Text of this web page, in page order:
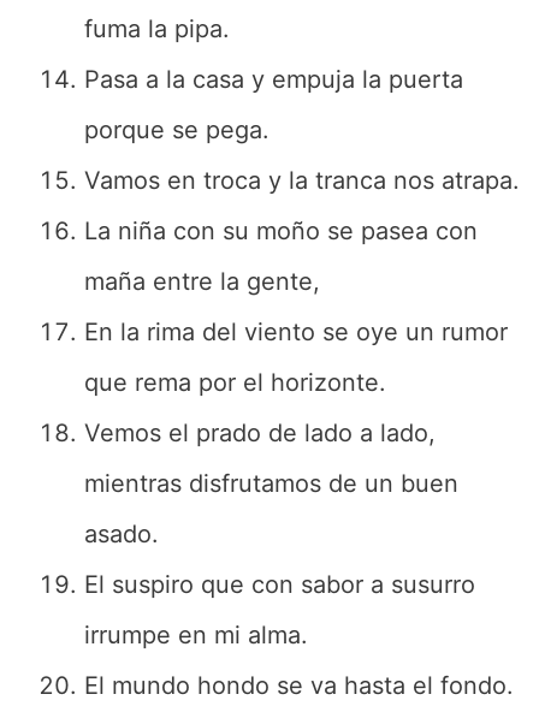
fuma la pipa.
Pasa a la casa y empuja la puerta
porque se pega.
Vamos en troca y la tranca nos atrapa.
La niña con su moño se pasea con
maña entre la gente,
En la rima del viento se oye un rumor
que rema por el horizonte.
Vemos el prado de lado a lado,
mientras disfrutamos de un buen
asado.
El suspiro que con sabor a susurro
irrumpe en mi alma.
El mundo hondo se va hasta el fondo.